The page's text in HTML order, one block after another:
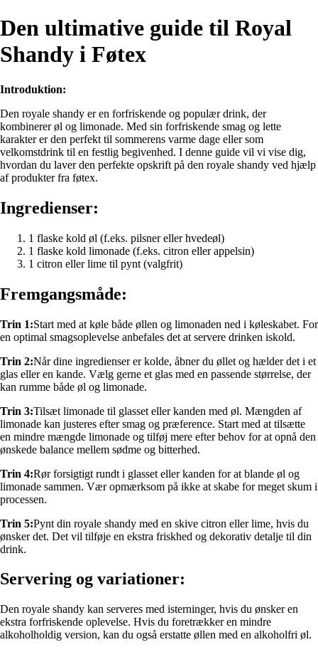
Den ultimative guide til Royal
Shandy i Føtex
Introduktion:
Den royale shandy er en forfriskende og populær drink, der
kombinerer øl og limonade. Med sin forfriskende smag og lette
karakter er den perfekt til sommerens varme dage eller som
velkomstdrink til en festlig begivenhed. I denne guide vil vi vise dig,
hvordan du laver den perfekte opskrift på den royale shandy ved hjælp
af produkter fra føtex.
Ingredienser:
1 flaske kold øl (f.eks. pilsner eller hvedeøl)
1 flaske kold limonade (f.eks. citron eller appelsin)
1 citron eller lime til pynt (valgfrit)
Fremgangsmåde:
Trin 1:Start med at køle både øllen og limonaden ned i køleskabet. For
en optimal smagsoplevelse anbefales det at servere drinken iskold.
Trin 2:Når dine ingredienser er kolde, åbner du øllet og hælder det i et
glas eller en kande. Vælg gerne et glas med en passende størrelse, der
kan rumme både øl og limonade.
Trin 3:Tilsæt limonade til glasset eller kanden med øl. Mængden af
limonade kan justeres efter smag og præference. Start med at tilsætte
en mindre mængde limonade og tilføj mere efter behov for at opnå den
ønskede balance mellem sødme og bitterhed.
Trin 4:Rør forsigtigt rundt i glasset eller kanden for at blande øl og
limonade sammen. Vær opmærksom på ikke at skabe for meget skum i
processen.
Trin 5:Pynt din royale shandy med en skive citron eller lime, hvis du
ønsker det. Det vil tilføje en ekstra friskhed og dekorativ detalje til din
drink.
Servering og variationer:
Den royale shandy kan serveres med isterninger, hvis du ønsker en
ekstra forfriskende oplevelse. Hvis du foretrækker en mindre
alkoholholdig version, kan du også erstatte øllen med en alkoholfri øl.